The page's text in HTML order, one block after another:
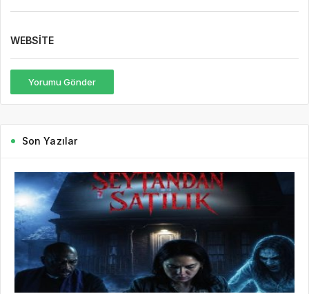
WEBSITE
Yorumu Gönder
Son Yazılar